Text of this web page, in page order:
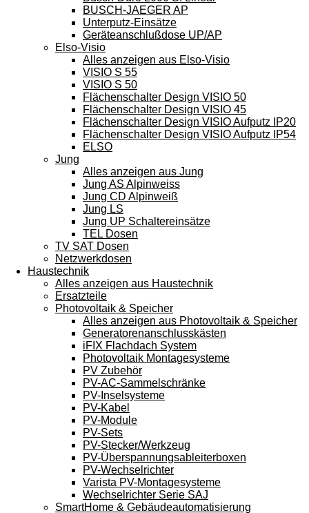
BUSCH-JAEGER AP
Unterputz-Einsätze
Geräteanschlußdose UP/AP
Elso-Visio
Alles anzeigen aus Elso-Visio
VISIO S 55
VISIO S 50
Flächenschalter Design VISIO 50
Flächenschalter Design VISIO 45
Flächenschalter Design VISIO Aufputz IP20
Flächenschalter Design VISIO Aufputz IP54
ELSO
Jung
Alles anzeigen aus Jung
Jung AS Alpinweiss
Jung CD Alpinweiß
Jung LS
Jung UP Schaltereinsätze
TEL Dosen
TV SAT Dosen
Netzwerkdosen
Haustechnik
Alles anzeigen aus Haustechnik
Ersatzteile
Photovoltaik & Speicher
Alles anzeigen aus Photovoltaik & Speicher
Generatorenanschlusskästen
iFIX Flachdach System
Photovoltaik Montagesysteme
PV Zubehör
PV-AC-Sammelschränke
PV-Inselsysteme
PV-Kabel
PV-Module
PV-Sets
PV-Stecker/Werkzeug
PV-Überspannungsableiterboxen
PV-Wechselrichter
Varista PV-Montagesysteme
Wechselrichter Serie SAJ
SmartHome & Gebäudeautomatisierung